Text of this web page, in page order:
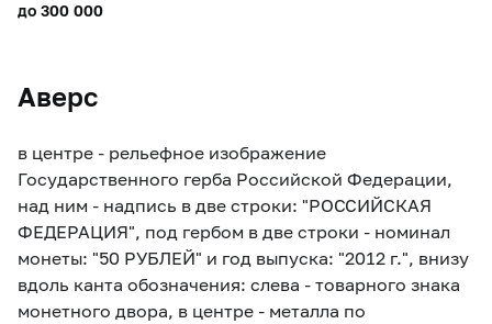
до 300 000
Аверс
в центре - рельефное изображение
Государственного герба Российской Федерации,
над ним - надпись в две строки: "РОССИЙСКАЯ
ФЕДЕРАЦИЯ", под гербом в две строки - номинал
монеты: "50 РУБЛЕЙ" и год выпуска: "2012 г.", внизу
вдоль канта обозначения: слева - товарного знака
монетного двора, в центре - металла по